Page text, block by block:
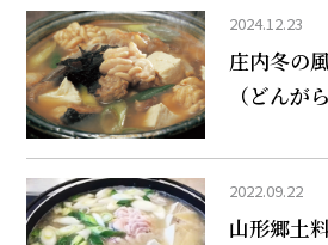
2024.12.23
庄内冬の
（どんが
2022.09.22
山形郷土